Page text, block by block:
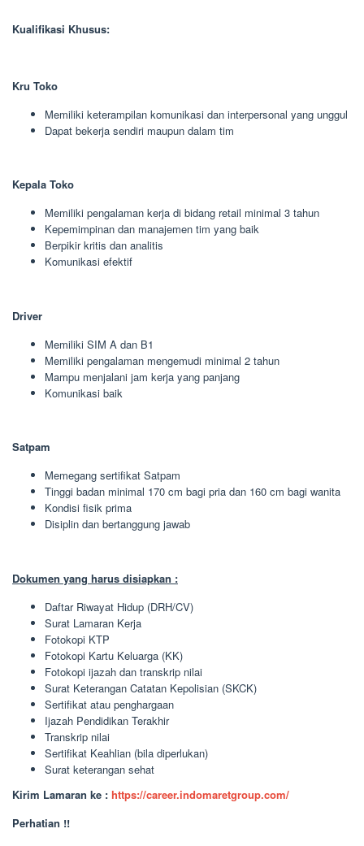
Kualifikasi Khusus:
Kru Toko
Memiliki keterampilan komunikasi dan interpersonal yang unggul
Dapat bekerja sendiri maupun dalam tim
Kepala Toko
Memiliki pengalaman kerja di bidang retail minimal 3 tahun
Kepemimpinan dan manajemen tim yang baik
Berpikir kritis dan analitis
Komunikasi efektif
Driver
Memiliki SIM A dan B1
Memiliki pengalaman mengemudi minimal 2 tahun
Mampu menjalani jam kerja yang panjang
Komunikasi baik
Satpam
Memegang sertifikat Satpam
Tinggi badan minimal 170 cm bagi pria dan 160 cm bagi wanita
Kondisi fisik prima
Disiplin dan bertanggung jawab
Dokumen yang harus disiapkan :
Daftar Riwayat Hidup (DRH/CV)
Surat Lamaran Kerja
Fotokopi KTP
Fotokopi Kartu Keluarga (KK)
Fotokopi ijazah dan transkrip nilai
Surat Keterangan Catatan Kepolisian (SKCK)
Sertifikat atau penghargaan
Ijazah Pendidikan Terakhir
Transkrip nilai
Sertifikat Keahlian (bila diperlukan)
Surat keterangan sehat
Kirim Lamaran ke : https://career.indomaretgroup.com/
Perhatian !!